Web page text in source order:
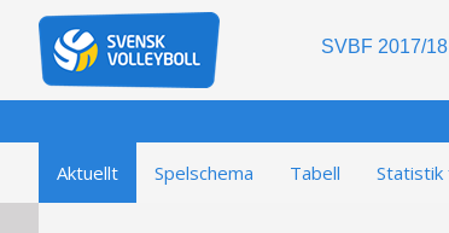
SVBF 2017/18
Aktuellt Spelschema Tabell Statistik